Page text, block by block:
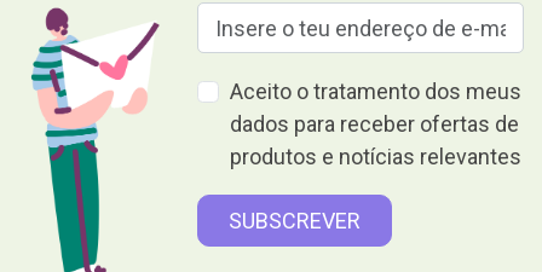
Aceito o tratamento dos meus
dados para receber ofertas de
produtos e notícias relevantes